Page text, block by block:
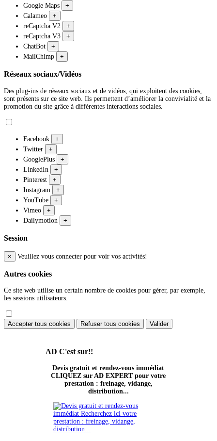
Google Maps
+
Calameo
+
reCaptcha V2
+
reCaptcha V3
+
ChatBot
+
MailChimp
+
Réseaux sociaux/Vidéos
Des plug-ins de réseaux sociaux et de vidéos, qui exploitent des cookies,
sont présents sur ce site web. Ils permettent d’améliorer la convivialité et la
promotion du site grâce à différentes interactions sociales.
Facebook
+
Twitter
+
GooglePlus
+
LinkedIn
+
Pinterest
+
Instagram
+
YouTube
+
Vimeo
+
Dailymotion
+
Session
× Veuillez vous connecter pour voir vos activités!
Autres cookies
Ce site web utilise un certain nombre de cookies pour gérer, par exemple,
les sessions utilisateurs.
Accepter tous cookies Refuser tous cookies Valider
AD C'est sur!!
Devis gratuit et rendez-vous immédiat
CLIQUEZ sur AD EXPERT pour votre
prestation : freinage, vidange,
distribution...